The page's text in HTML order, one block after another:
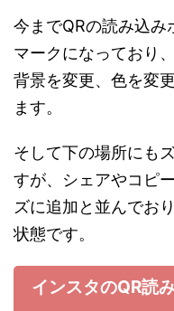
今までQRの読み込み
マークになっており
背景を変更、色を変
ます。
そして下の場所にも
すが、シェアやコピ
ズに追加と並んでお
状態です。
インスタのQR読